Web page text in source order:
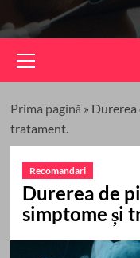
Menu
Prima pagină » Durerea
tratament.
Recomandari
Durerea de
simptome și